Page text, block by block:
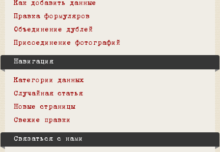
Как добавить данные
Правка формуляров
Объединение дублей
Присоединение фотографий
Навигация
Категории данных
Случайная статья
Новые страницы
Свежие правки
Связаться с нами